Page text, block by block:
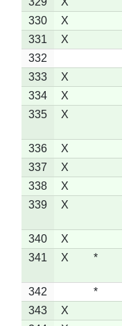
330
X
331
X
332
333
X
334
X
335
X
336 X
337
X
338
X
339
X
340 X
341
X *
342 *
343
X